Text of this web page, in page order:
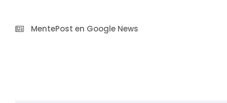
MentePost en Google News